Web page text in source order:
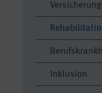
Inklusion